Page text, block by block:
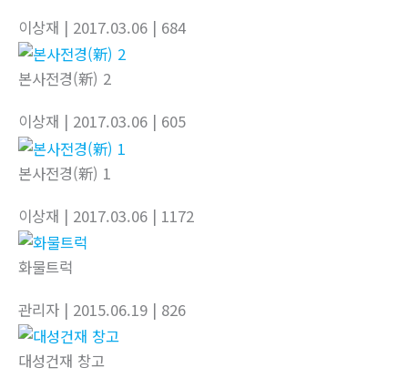
이상재 | 2017.03.06 | 684
본사전경(新) 2
이상재 | 2017.03.06 | 605
본사전경(新) 1
이상재 | 2017.03.06 | 1172
화물트럭
관리자 | 2015.06.19 | 826
대성건재 창고